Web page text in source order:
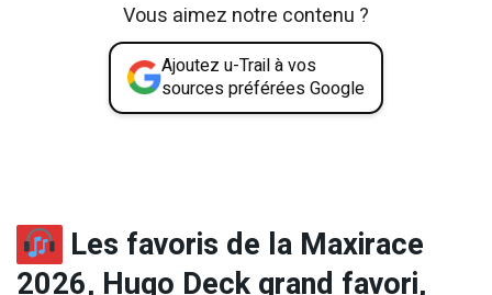
Vous aimez notre contenu ?
Ajoutez u-Trail à vos
sources préférées Google
Les favoris de la Maxirace
2026, Hugo Deck grand favori,